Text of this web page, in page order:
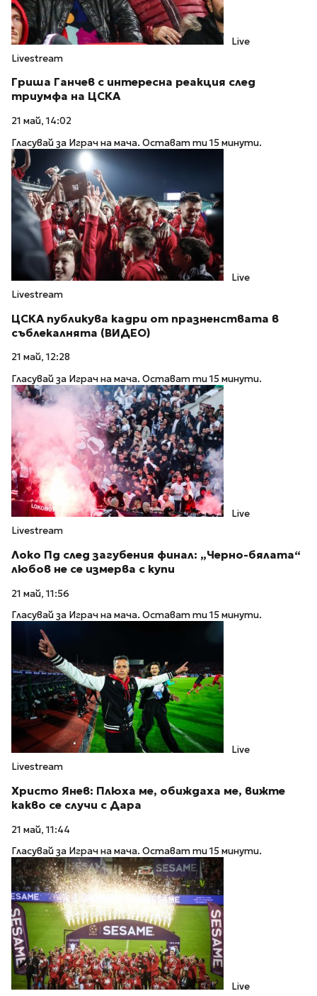
Live
Livestream
Гриша Ганчев с интересна реакция след
триумфа на ЦСКА
21 май, 14:02
Гласувай за Играч на мача. Остават ти 15 минути.
Live
Livestream
ЦСКА публикува кадри от празненствата в
съблекалнята (ВИДЕО)
21 май, 12:28
Гласувай за Играч на мача. Остават ти 15 минути.
Live
Livestream
Локо Пд след загубения финал: „Черно-бялата“
любов не се измерва с купи
21 май, 11:56
Гласувай за Играч на мача. Остават ти 15 минути.
Live
Livestream
Христо Янев: Плюха ме, обиждаха ме, вижте
какво се случи с Дара
21 май, 11:44
Гласувай за Играч на мача. Остават ти 15 минути.
Live